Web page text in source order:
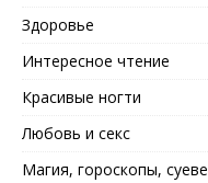
Здоровье
Интересное чтение
Красивые ногти
Любовь и секс
Магия, гороскопы,